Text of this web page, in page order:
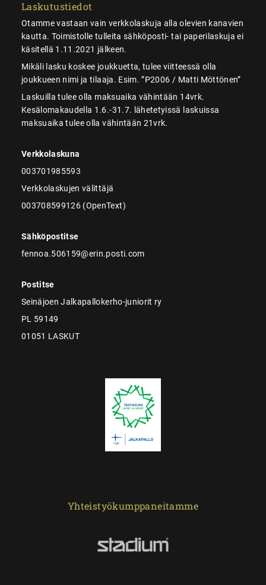
Laskutustiedot
Otamme vastaan vain verkkolaskuja alla olevien kanavien
kautta. Toimistolle tulleita sähköposti- tai paperilaskuja ei
käsitellä 1.11.2021 jälkeen.
Mikäli lasku koskee joukkuetta, tulee viitteessä olla
joukkueen nimi ja tilaaja. Esim. ”P2006 / Matti Möttönen”
Laskuilla tulee olla maksuaika vähintään 14vrk.
Kesälomakaudella 1.6.-31.7. lähetetyissä laskuissa
maksuaika tulee olla vähintään 21vrk.
Verkkolaskuna
003701985593
Verkkolaskujen välittäjä
003708599126 (OpenText)
Sähköpostitse
fennoa.506159@erin.posti.com
Postitse
Seinäjoen Jalkapallokerho-juniorit ry
PL 59149
01051 LASKUT
Yhteistyökumppaneitamme